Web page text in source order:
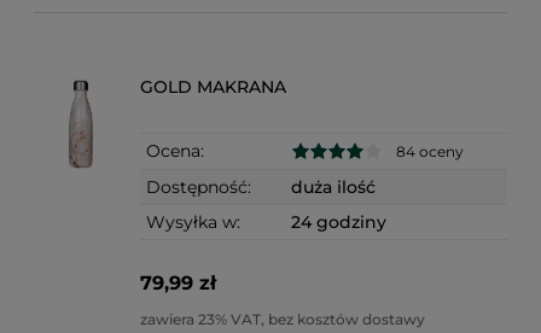
GOLD MAKRANA
Ocena: 84 oceny
Dostępność:
duża ilość
Wysyłka w:
24 godziny
79,99 zł
zawiera 23% VAT, bez kosztów dostawy